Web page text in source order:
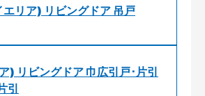
リア) リビングドア 吊戸
) リビングドア 巾広引戸･片引
引